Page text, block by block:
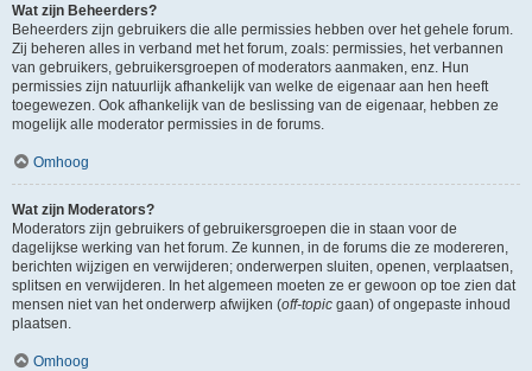
Wat zijn Beheerders?
Beheerders zijn gebruikers die alle permissies hebben over het gehele forum.
Zij beheren alles in verband met het forum, zoals: permissies, het verbannen
van gebruikers, gebruikersgroepen of moderators aanmaken, enz. Hun
permissies zijn natuurlijk afhankelijk van welke de eigenaar aan hen heeft
toegewezen. Ook afhankelijk van de beslissing van de eigenaar, hebben ze
mogelijk alle moderator permissies in de forums.
Omhoog
Wat zijn Moderators?
Moderators zijn gebruikers of gebruikersgroepen die in staan voor de
dagelijkse werking van het forum. Ze kunnen, in de forums die ze modereren,
berichten wijzigen en verwijderen; onderwerpen sluiten, openen, verplaatsen,
splitsen en verwijderen. In het algemeen moeten ze er gewoon op toe zien dat
mensen niet van het onderwerp afwijken (off-topic gaan) of ongepaste inhoud
plaatsen.
Omhoog